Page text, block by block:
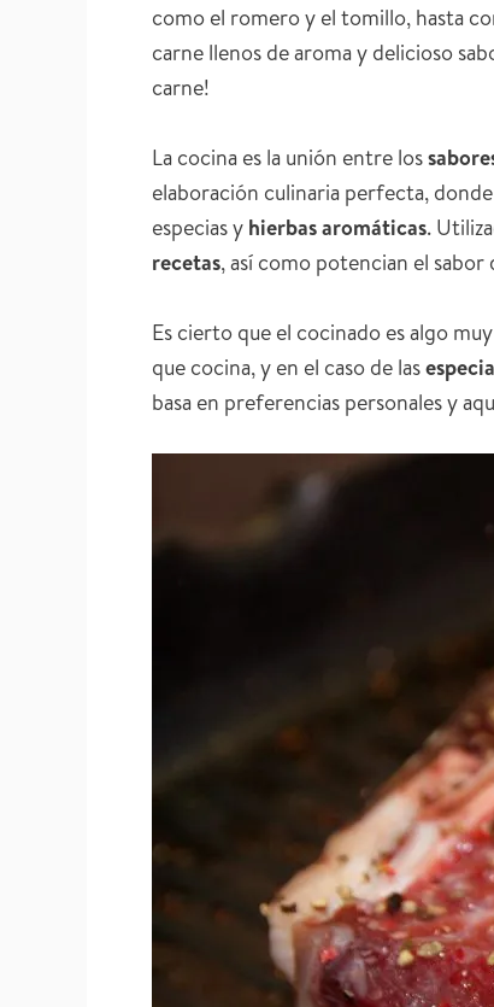
como el romero y el tomillo, hasta
carne llenos de aroma y delicioso
carne!
La cocina es la unión entre los
elaboración culinaria perfecta,
especias y hierbas aromáticas.
recetas, así como potencian el sabor
Es cierto que el cocinado es algo
que cocina, y en el caso de las
basa en preferencias personales y